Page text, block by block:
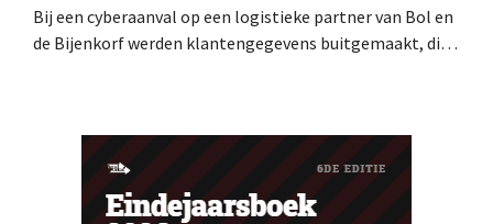
Bij een cyberaanval op een logistieke partner van Bol en
de Bijenkorf werden klantengegevens buitgemaakt, die